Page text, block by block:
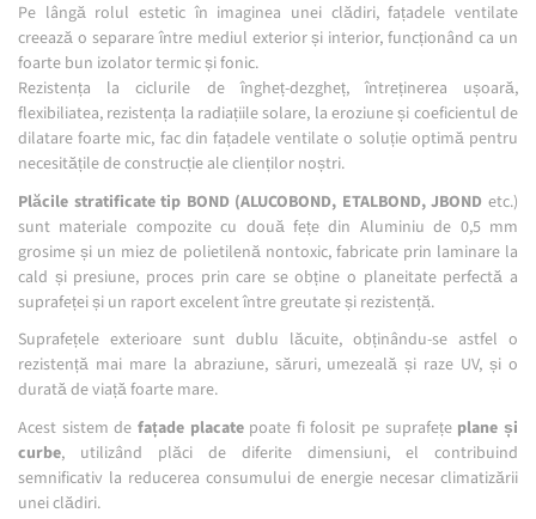
Pe lângă rolul estetic în imaginea unei clădiri, fațadele ventilate
creează o separare între mediul exterior și interior, funcționând ca un
foarte bun izolator termic și fonic.
Rezistența la ciclurile de îngheț-dezgheț, întreținerea ușoară,
flexibiliatea, rezistența la radiațiile solare, la eroziune și coeficientul de
dilatare foarte mic, fac din fațadele ventilate o soluție optimă pentru
necesitățile de construcție ale clienților noștri.
Plăcile stratificate tip BOND (ALUCOBOND, ETALBOND,JBOND etc.)
sunt materiale compozite cu două fețe din Aluminiu de 0,5 mm
grosime și un miez de polietilenă nontoxic, fabricate prin laminare la
cald și presiune, proces prin care se obține o planeitate perfectă a
suprafeței și un raport excelent între greutate și rezistență.
Suprafețele exterioare sunt dublu lăcuite, obținându-se astfel o
rezistență mai mare la abraziune, săruri, umezeală și raze UV, și o
durată de viață foarte mare.
Acest sistem de fațade placatepoate fi folosit pe suprafețe plane și
curbe, utilizând plăci de diferite dimensiuni, el contribuind
semnificativ la reducerea consumului de energie necesar climatizării
unei clădiri.